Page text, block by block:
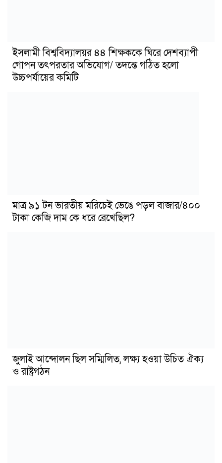
ইসলামী বিশ্ববিদ্যালয়র ৪৪ শিক্ষককে ঘিরে দেশব্যাপী
গোপন তৎপরতার অভিযোগ/ তদন্তে গঠিত হলো
উচ্চপর্যায়ের কমিটি
মাত্র ৯১ টন ভারতীয় মরিচেই ভেঙে পড়ল বাজার/৪০০
টাকা কেজি দাম কে ধরে রেখেছিল?
জুলাই আন্দোলন ছিল সম্মিলিত, লক্ষ্য হওয়া উচিত ঐক্য
ও রাষ্ট্রগঠন